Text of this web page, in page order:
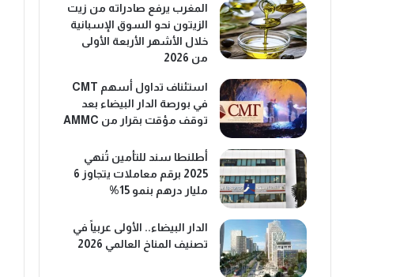
المغرب يرفع صادراته من زيت
الزيتون نحو السوق الإسبانية
خلال الأشهر الأربعة الأولى
من 2026
استئناف تداول أسهم CMT
في بورصة الدار البيضاء بعد
توقف مؤقت بقرار من AMMC
أطلنطا سند للتأمين تُنهي
2025 برقم معاملات يتجاوز 6
مليار درهم بنمو 15%
الدار البيضاء.. الأولى عربياً في
تصنيف المناخ العالمي 2026